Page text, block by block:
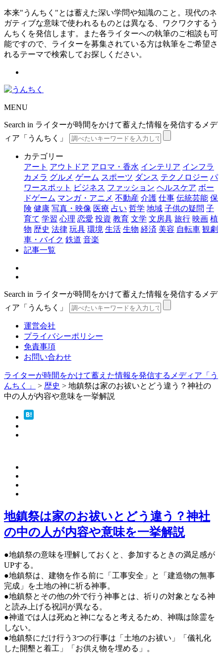
本来"うんちく"とは蓄えた深い学問や知識のこと。現代のネ
ガティブな意味で使われるものとは異なる、ワクワクするう
んちくを発信します。また各ライターへの執筆のご相談も可
能ですので、ライターを募集されている方は執筆をご希望さ
れるテーマで検索してお探しください。
MENU
Search in ライターが時間をかけて蓄えた情報を発信するメデ
ィア「うんちく」
カテゴリー
アート アウトドア アロマ・香水 インテリア インフラ
カメラ グルメ ゲーム スポーツ ダンス テクノロジー パ
ワースポット
ビジネス ファッション ヘルスケア ボー
ドゲーム マンガ・アニメ 不動産 介護 仕事 伝統芸能 保
険 健康 写真・映像 医療 占い 哲学 地域 子供の疑問 子
育て 学習 心理 恋愛 投資 教育 文学 文房具 旅行 映画 植
物 歴史 法律 玩具 環境 生活 生物 経済 美容 自転車 観劇
車・バイク 鉄道 音楽
記事一覧
Search in ライターが時間をかけて蓄えた情報を発信するメデ
ィア「うんちく」
運営会社
プライバシーポリシー
免責事項
お問い合わせ
ライターが時間をかけて蓄えた情報を発信するメディア「う
んちく」
> 歴史 > 地鎮祭は家のお祓いとどう違う？神社の
中の人が内容や意味を一挙解説
地鎮祭は家のお祓いとどう違う？神社
の中の人が内容や意味を一挙解説
●地鎮祭の意味を理解しておくと、参加するときの満足感が
UPする。
●地鎮祭は、建物を作る前に「工事安全」と「建造物の無事
完成」を土地の神に祈る神事。
●地鎮祭とその他の外で行う神事とは、祈りの対象となる神
と読み上げる祝詞が異なる。
●神道では人は死ぬと神になると考えるため、神職は除霊を
しない。
●地鎮祭にだけ行う3つの行事は「土地のお祓い」「儀礼化
した開墾と着工」「お供え物を埋める」。